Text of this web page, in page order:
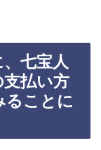
七宝人
払い方
ることに